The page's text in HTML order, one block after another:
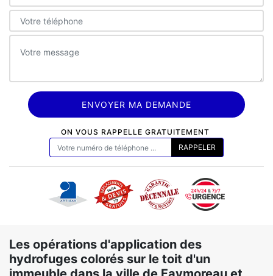
ON VOUS RAPPELLE GRATUITEMENT
Les opérations d'application des
hydrofuges colorés sur le toit d'un